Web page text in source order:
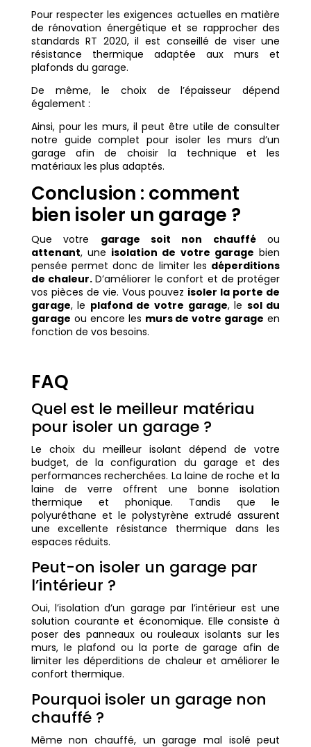
Pour respecter les exigences actuelles en matière
de rénovation énergétique et se rapprocher des
standards RT 2020, il est conseillé de viser une
résistance thermique adaptée aux murs et
plafonds du garage.
De même, le choix de l’épaisseur dépend
également :
Ainsi, pour les murs, il peut être utile de consulter
notre guide complet pour isoler les murs d’un
garage afin de choisir la technique et les
matériaux les plus adaptés.
Conclusion : comment
bien isoler un garage ?
Que votre garage soit non chaufféou
attenant, une isolation de votre garage bien
pensée permet donc de limiter les déperditions
de chaleur.D’améliorer le confort et de protéger
vos pièces de vie. Vous pouvez isoler la porte de
garage, le plafond de votre garage, le sol du
garage ou encore les murs de votre garage en
fonction de vos besoins.
FAQ
Quel est le meilleur matériau
pour isoler un garage ?
Le choix du meilleur isolant dépend de votre
budget, de la configuration du garage et des
performances recherchées. La laine de roche et la
laine de verre offrent une bonne isolation
thermique et phonique. Tandis que le
polyuréthane et le polystyrène extrudé assurent
une excellente résistance thermique dans les
espaces réduits.
Peut-on isoler un garage par
l’intérieur ?
Oui, l’isolation d’un garage par l’intérieur est une
solution courante et économique. Elle consiste à
poser des panneaux ou rouleaux isolants sur les
murs, le plafond ou la porte de garage afin de
limiter les déperditions de chaleur et améliorer le
confort thermique.
Pourquoi isoler un garage non
chauffé ?
Même non chauffé, un garage mal isolé peut